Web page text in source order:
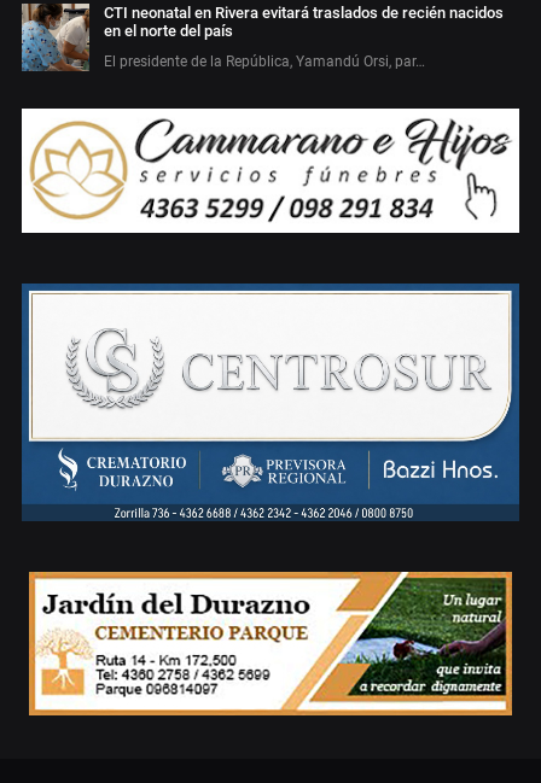
CTI neonatal en Rivera evitará traslados de recién nacidos
en el norte del país
El presidente de la República, Yamandú Orsi, par…